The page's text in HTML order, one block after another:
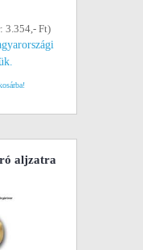
3.354,- Ft)
aljzatra